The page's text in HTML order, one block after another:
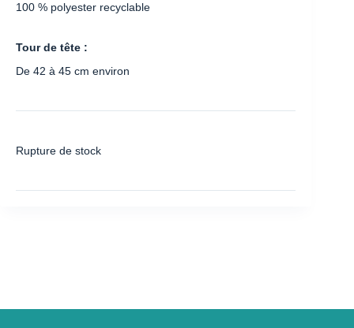
100 % polyester recyclable
Tour de tête :
De 42 à 45 cm environ
Rupture de stock